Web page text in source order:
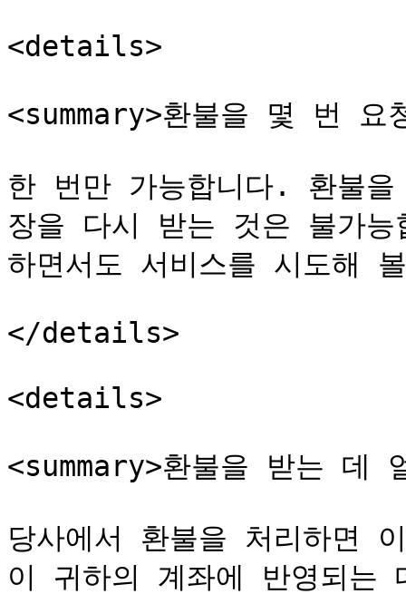
<details>
<summary>환불을 몇 번 요
한 번만 가능합니다. 환불
장을 다시 받는 것은 불가
하면서도 서비스를 시도해
</details>
<details>
<summary>환불을 받는 데
당사에서 환불을 처리하면
이 귀하의 계좌에 반영되는